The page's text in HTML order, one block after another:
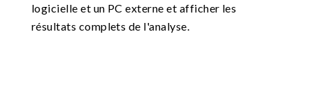
logicielle et un PC externe et afficher les
résultats complets de l'analyse.